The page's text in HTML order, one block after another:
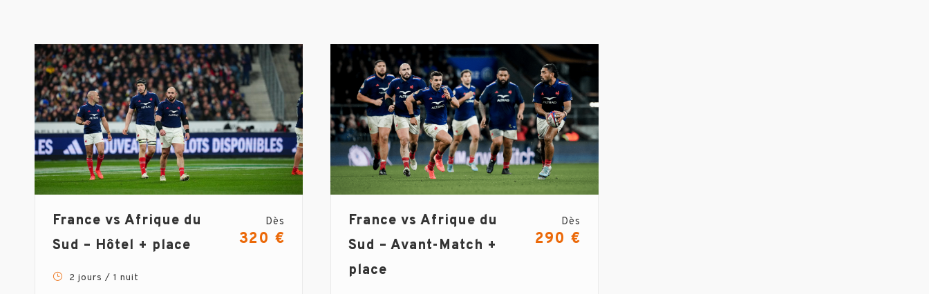
France vs Afrique du
Sud – Hôtel + place
Dès
320 €
2 jours / 1 nuit
France vs Afrique du
Sud – Avant-Match +
place
Dès
290 €